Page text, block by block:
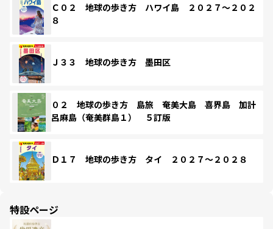
Ｃ０２ 地球の歩き方 ハワイ島 ２０２７～２０２
８
Ｊ３３ 地球の歩き方 墨田区
０２ 地球の歩き方 島旅 奄美大島 喜界島 加計
呂麻島（奄美群島１） ５訂版
Ｄ１７ 地球の歩き方 タイ ２０２７～２０２８
特設ページ